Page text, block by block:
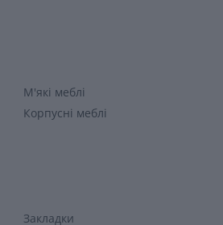
М'які меблі
Корпусні меблі
Закладки